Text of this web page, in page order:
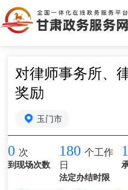
对律师事务所、
奖励
玉门市
0 次
到现场次数
180 个工作
日
法定办结时限
1